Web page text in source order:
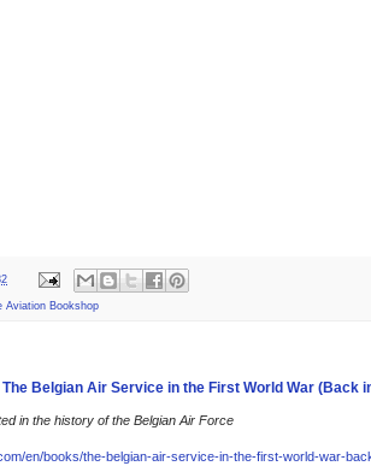
Aviation Bookshop
Belgian Air Service in the First World War (Back
in the history of the Belgian Air Force
en/books/the-belgian-air-service-in-the-first-world-war-